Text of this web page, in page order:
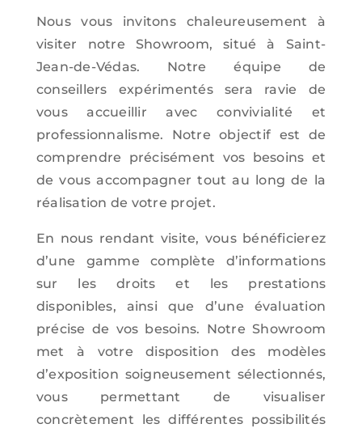
Nous vous invitons chaleureusement à
visiter notre Showroom, situé à Saint-
Jean-de-Védas. Notre équipe de
conseillers expérimentés sera ravie de
vous accueillir avec convivialité et
professionnalisme. Notre objectif est de
comprendre précisément vos besoins et
de vous accompagner tout au long de la
réalisation de votre projet.
En nous rendant visite, vous bénéficierez
d’une gamme complète d’informations
sur les droits et les prestations
disponibles, ainsi que d’une évaluation
précise de vos besoins. Notre Showroom
met à votre disposition des modèles
d’exposition soigneusement sélectionnés,
vous permettant de visualiser
concrètement les différentes possibilités